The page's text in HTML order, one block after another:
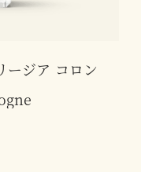
ージア コロン